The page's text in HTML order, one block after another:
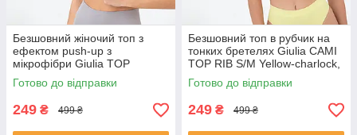
Безшовний жіночий топ з
ефектом push-up з
мікрофібри Giulia TOP
SHAPE S/M Grey-griffin,
Підтримуючий топ
Готово до відправки
249 ₴ 499 ₴
Безшовний топ в рубчик на
тонких бретелях Giulia CAMI
TOP RIB S/M Yellow-charlock,
топ з мікрофібри
Готово до відправки
249 ₴ 499 ₴